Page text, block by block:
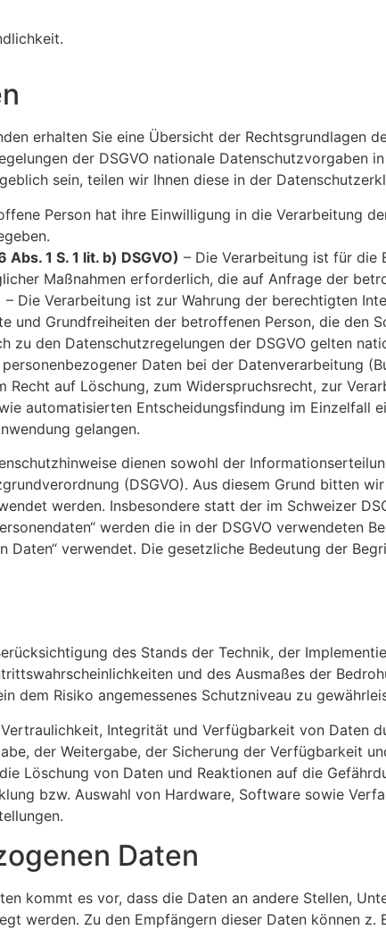
erhalten Sie eine Übersicht der Rechtsgrundlagen
der DSGVO nationale Datenschutzvorgaben
sein, teilen wir Ihnen diese in der
Person hat ihre Einwilligung in die Verarbeitung
1 S. 1 lit. b) DSGVO) – Die Verarbeitung ist für die
Maßnahmen erforderlich, die auf Anfrage der
– Die Verarbeitung ist zur Wahrung der berechtigten
und Grundfreiheiten der betroffenen Person, die den
zu den Datenschutzregelungen der DSGVO gelten
Daten bei der Datenverarbeitung
auf Löschung, zum Widerspruchsrecht, zur
automatisierten Entscheidungsfindung im Einzelfall
gelangen.
dienen sowohl der
(DSGVO). Aus diesem Grund bitten
werden. Insbesondere statt der im Schweizer
werden die in der DSGVO verwendeten
Daten“ verwendet. Die gesetzliche Bedeutung der
des Stands der Technik, der
und des Ausmaßes der
dem Risiko angemessenes Schutzniveau zu
Integrität und Verfügbarkeit von Daten
der Weitergabe, der Sicherung der Verfügbarkeit
Löschung von Daten und Reaktionen auf die
bzw. Auswahl von Hardware, Software sowie
Daten
kommt es vor, dass die Daten an andere Stellen,
werden. Zu den Empfängern dieser Daten können